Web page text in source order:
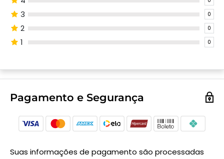
3 0
2 0
1 0
Pagamento e Segurança
Suas informações de pagamento são processadas